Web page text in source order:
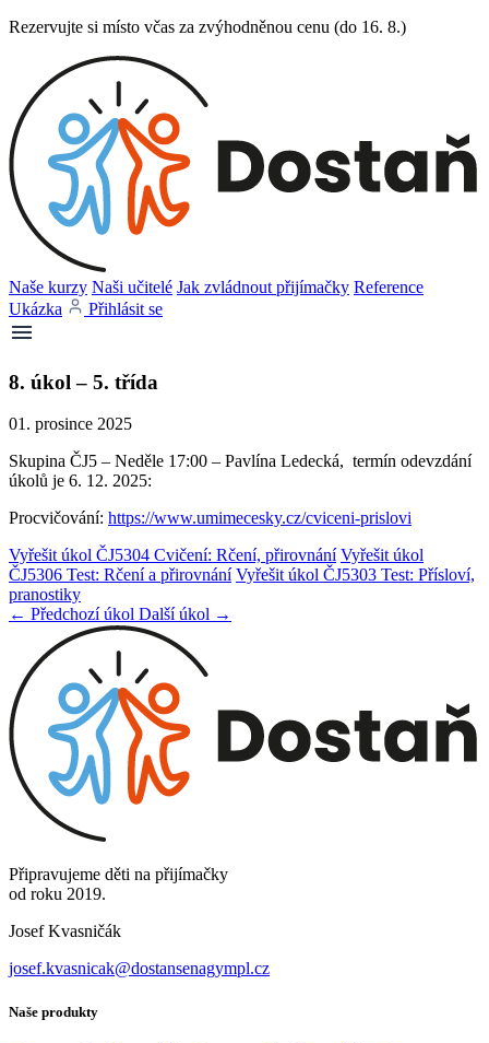
Rezervujte si místo včas za zvýhodněnou cenu (do 16. 8.)
Naše kurzy Naši učitelé Jak zvládnout přijímačky Reference
Ukázka
Přihlásit se
8. úkol – 5. třída
01. prosince 2025
Skupina ČJ5 – Neděle 17:00 – Pavlína Ledecká, termín odevzdání
úkolů je 6. 12. 2025:
Procvičování: https://www.umimecesky.cz/cviceni-prislovi
Vyřešit úkol ČJ5304 Cvičení: Rčení, přirovnání Vyřešit úkol
ČJ5306 Test: Rčení a přirovnání Vyřešit úkol ČJ5303 Test: Přísloví,
pranostiky
← Předchozí úkol Další úkol →
Připravujeme děti na přijímačky
od roku 2019.
Josef Kvasničák
josef.kvasnicak@dostansenagympl.cz
Naše produkty